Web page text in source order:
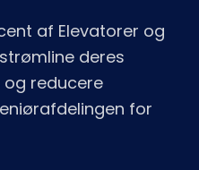
af Elevatorer og
deres
reducere
for